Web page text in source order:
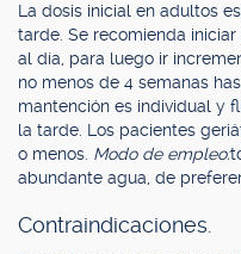
La dosis inicial en adultos
tarde. Se recomienda
al día, para luego ir
no menos de 4 semanas
mantención es individual y
la tarde. Los pacientes
o menos. Modo de empleo:
abundante agua, de
Contraindicaciones.